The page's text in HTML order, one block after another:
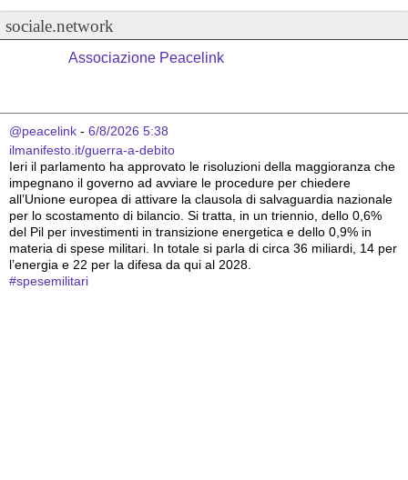
sociale.network
Associazione Peacelink
@peacelink - 6/8/2026 5:38
ilmanifesto.it/guerra-a-debito
Ieri il parlamento ha approvato le risoluzioni della maggioranza che
impegnano il governo ad avviare le procedure per chiedere
all’Unione europea di attivare la clausola di salvaguardia nazionale
per lo scostamento di bilancio. Si tratta, in un triennio, dello 0,6%
del Pil per investimenti in transizione energetica e dello 0,9% in
materia di spese militari. In totale si parla di circa 36 miliardi, 14 per
l’energia e 22 per la difesa da qui al 2028.
#spesemilitari